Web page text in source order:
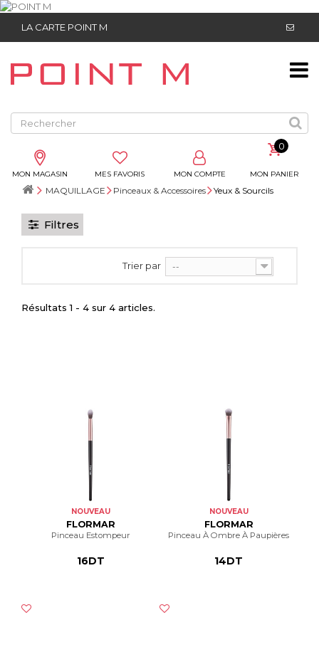
LA CARTE POINT M
MON MAGASIN MES FAVORIS MON COMPTE
0
MON PANIER
MAQUILLAGE Pinceaux & Accessoires Yeux & Sourcils
Filtres
Trier par --
Résultats 1 - 4 sur 4 articles.
NOUVEAU
FLORMAR
Pinceau Estompeur
16DT
NOUVEAU
FLORMAR
Pinceau À Ombre À Paupières
14DT